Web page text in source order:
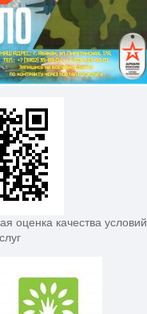
оценка качества условий